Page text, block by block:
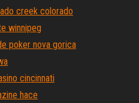
creek colorado
winnipeg
poker nova gorica
cincinnati
hace